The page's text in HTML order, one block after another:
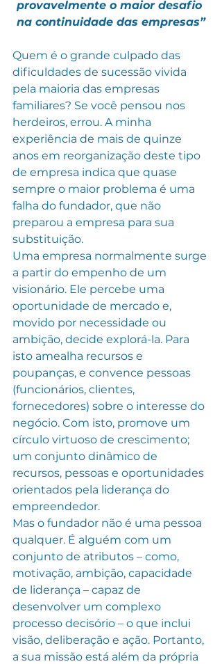
provavelmente o maior desafio
na continuidade das empresas”
Quem é o grande culpado das
dificuldades de sucessão vivida
pela maioria das empresas
familiares? Se você pensou nos
herdeiros, errou. A minha
experiência de mais de quinze
anos em reorganização deste tipo
de empresa indica que quase
sempre o maior problema é uma
falha do fundador, que não
preparou a empresa para sua
substituição.
Uma empresa normalmente surge
a partir do empenho de um
visionário. Ele percebe uma
oportunidade de mercado e,
movido por necessidade ou
ambição, decide explorá-la. Para
isto amealha recursos e
poupanças, e convence pessoas
(funcionários, clientes,
fornecedores) sobre o interesse do
negócio. Com isto, promove um
círculo virtuoso de crescimento;
um conjunto dinâmico de
recursos, pessoas e oportunidades
orientados pela liderança do
empreendedor.
Mas o fundador não é uma pessoa
qualquer. É alguém com um
conjunto de atributos – como,
motivação, ambição, capacidade
de liderança – capaz de
desenvolver um complexo
processo decisório – o que inclui
visão, deliberação e ação. Portanto,
a sua missão está além da própria